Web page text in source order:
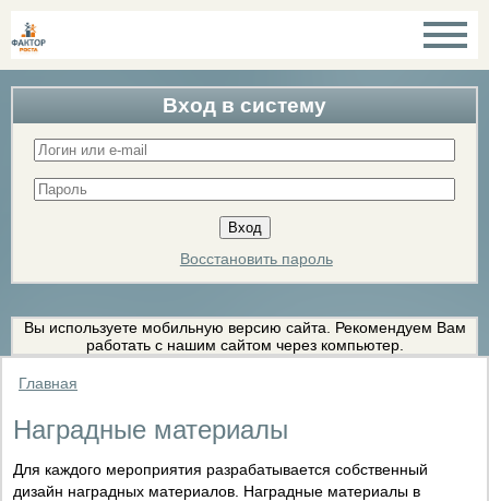
Вход в систему
Восстановить пароль
Вы используете мобильную версию сайта. Рекомендуем Вам
работать с нашим сайтом через компьютер.
Главная
Наградные материалы
Для каждого мероприятия разрабатывается собственный
дизайн наградных материалов. Наградные материалы в